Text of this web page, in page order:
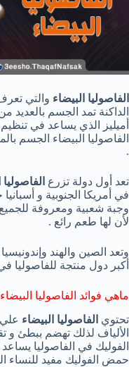
الفاصوليا البيضاء والتي
الداكنة تمد الجسم بالعديد
أميليز الذي يساعد في
الفاصوليا البيضاء الجسم
.
تعد أول دولة تزرع
في أمريكا الجنوبية و
وجبة شعبية ومعروفة
لأن لها طعم رائع .
وتعد الصين والهند
أكبر دول منتجة للفاصوليا
ماهي فوائد الفاصوليا
تحتوي الفاصوليا البيضاء
الألياف لذلك تهضم ببطئ
الفوليك في الفاصوليا
حمض الفوليك مفيد للنساء